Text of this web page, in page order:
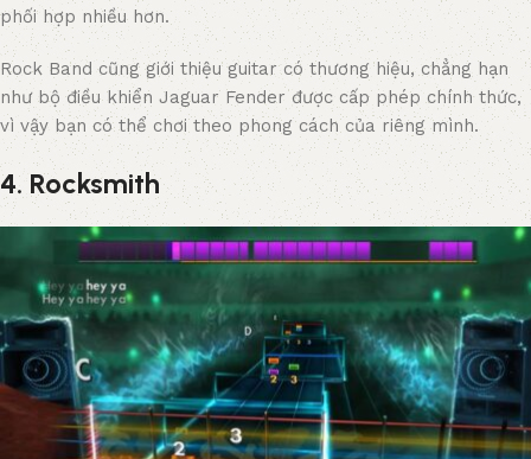
phối hợp nhiều hơn.
Rock Band cũng giới thiệu guitar có thương hiệu, chẳng hạn
như bộ điều khiển Jaguar Fender được cấp phép chính thức,
vì vậy bạn có thể chơi theo phong cách của riêng mình.
4. Rocksmith